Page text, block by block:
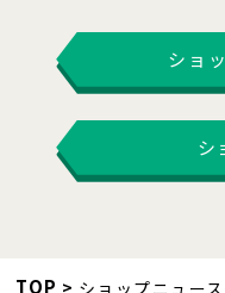
ショ
シ
TOP ショップニュース